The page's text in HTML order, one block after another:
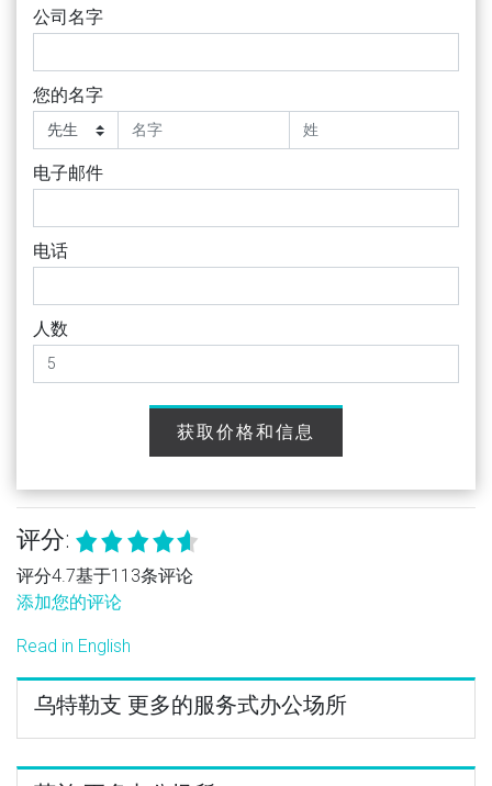
公司名字
您的名字
电子邮件
电话
人数
获取价格和信息
评分:
评分4.7基于113条评论
添加您的评论
Read in English
乌特勒支 更多的服务式办公场所